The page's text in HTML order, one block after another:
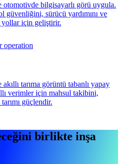
bilgisayarlı görü uygula.
güvenliğini, sürücü yardımını ve
yollar için geliştirir.
tarıma görüntü tabanlı yapay
verimler için mahsul takibini,
güçlendir.
birlikte inşa